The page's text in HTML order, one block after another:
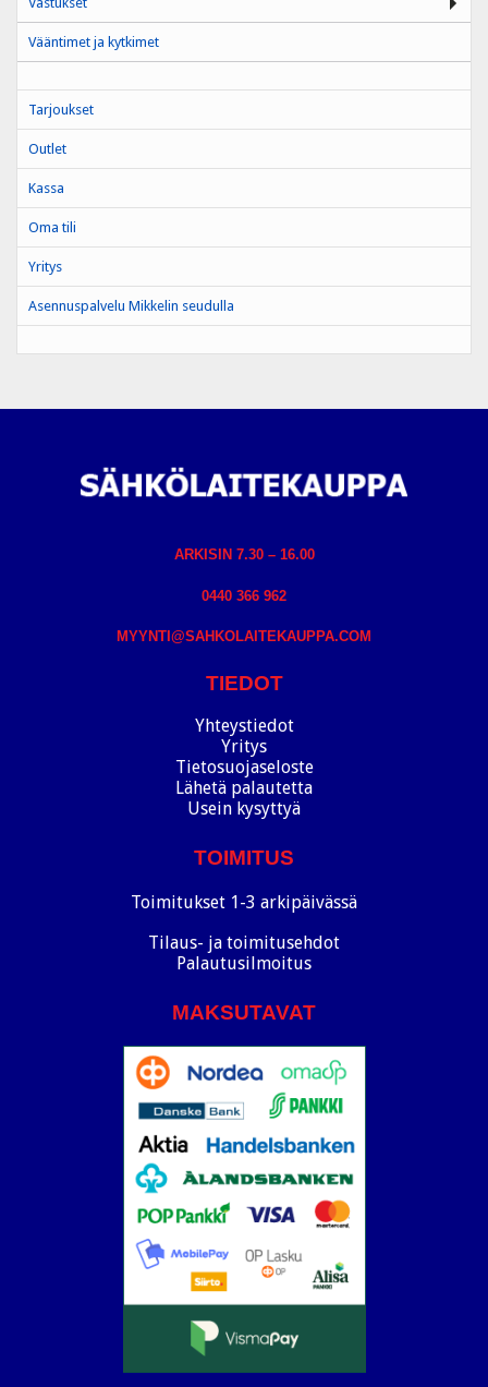
Vääntimet ja kytkimet
Tarjoukset
Outlet
Kassa
Oma tili
Yritys
Asennuspalvelu Mikkelin seudulla
ARKISIN 7.30 – 16.00
0440 366 962
MYYNTI@SAHKOLAITEKAUPPA.COM
TIEDOT
Yhteystiedot
Yritys
Tietosuojaseloste
Lähetä palautetta
Usein kysyttyä
TOIMITUS
Toimitukset 1-3 arkipäivässä
Tilaus- ja toimitusehdot
Palautusilmoitus
MAKSUTAVAT